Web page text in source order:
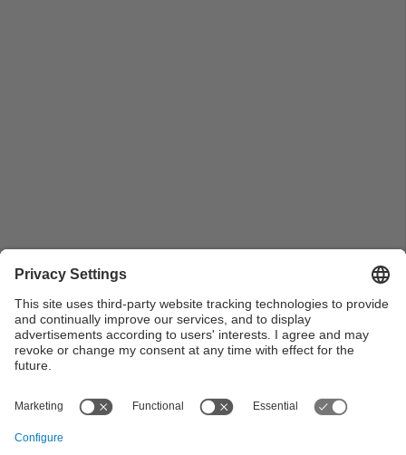
Foto de grup dels alumnes premiats a la 52a
Olimpíada Matemàtica
View all